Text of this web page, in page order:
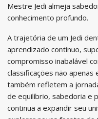
Mestre Jedi almeja
conhecimento profundo.
A trajetória de um Jedi
aprendizado contínuo,
compromisso inabalável
classificações não
também refletem a
de equilíbrio, sabedoria e
continua a expandir seu